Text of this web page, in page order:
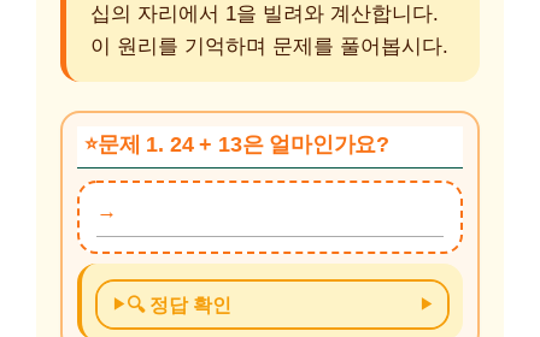
십의 자리에서 1을 빌려와 계산합니다.
이 원리를 기억하며 문제를 풀어봅시다.
문제 1. 24 + 13은 얼마인가요?
🔍 정답 확인